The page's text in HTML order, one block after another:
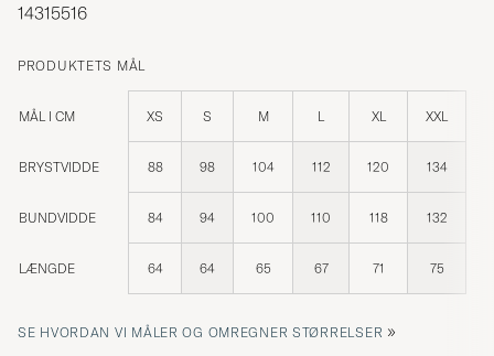
14315516
PRODUKTETS MÅL
MÅL I CM XS S M L XL XXL
BRYSTVIDDE 88 98 104 112 120 134
BUNDVIDDE 84 94 100 110 118 132
LÆNGDE 64 64 65 67 71 75
SE HVORDAN VI MÅLER OG OMREGNER STØRRELSER »